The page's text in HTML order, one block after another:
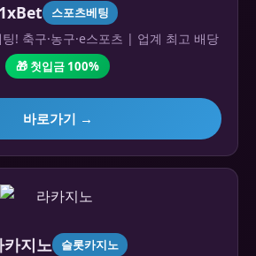
1xBet 스포츠베팅
! 축구·농구·e스포츠 | 업계 최고 배당
🎁 첫입금 100%
바로가기 →
카지노 슬롯카지노